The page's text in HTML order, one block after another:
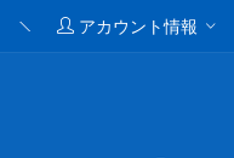
アカウント情報